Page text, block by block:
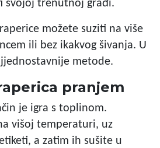
svojoj trenutnoj građi.
možete suziti na više
ili bez ikakvog šivanja. U
metode.
pranjem
je igra s toplinom.
višoj temperaturi, uz
a zatim ih sušite u